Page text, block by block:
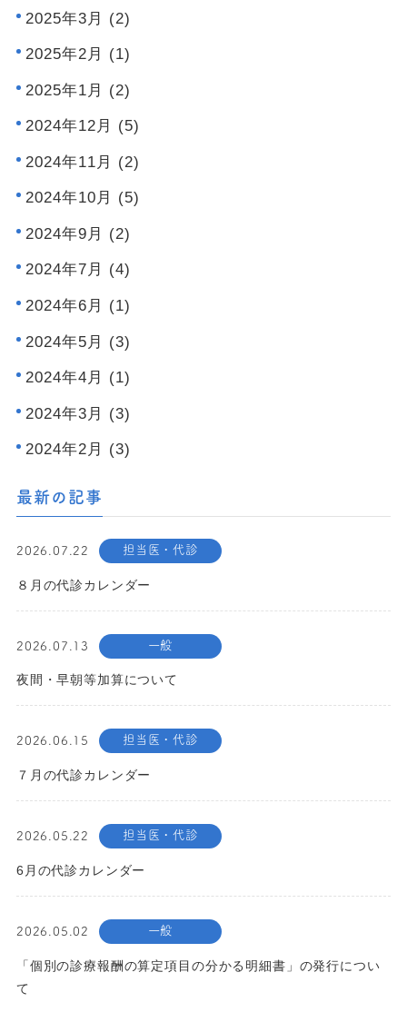
2025年3月 (2)
2025年2月 (1)
2025年1月 (2)
2024年12月 (5)
2024年11月 (2)
2024年10月 (5)
2024年9月 (2)
2024年7月 (4)
2024年6月 (1)
2024年5月 (3)
2024年4月 (1)
2024年3月 (3)
2024年2月 (3)
最新の記事
2026.07.22 担当医・代診
８月の代診カレンダー
2026.07.13 一般
夜間・早朝等加算について
2026.06.15 担当医・代診
７月の代診カレンダー
2026.05.22 担当医・代診
6月の代診カレンダー
2026.05.02 一般
「個別の診療報酬の算定項目の分かる明細書」の発行につい
て